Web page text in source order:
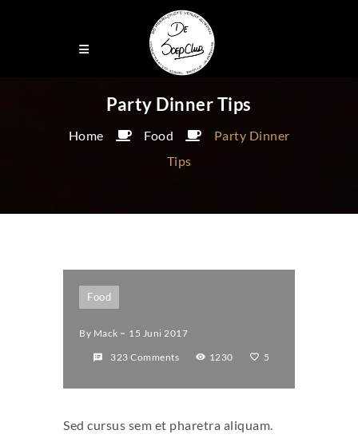
Party Dinner Tips
Home Food
Party Dinner
Tips
Food
By Mack
15 Juni 2017
323 Comments
1230 5
Sed cursus sem et pharetra aliquam.